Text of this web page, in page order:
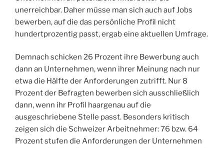
unerreichbar. Daher müsse man sich auch auf Jobs
bewerben, auf die das persönliche Profil nicht
hundertprozentig passt, ergab eine aktuellen Umfrage.
Demnach schicken 26 Prozent ihre Bewerbung auch
dann an Unternehmen, wenn ihrer Meinung nach nur
etwa die Hälfte der Anforderungen zutrifft. Nur 8
Prozent der Befragten bewerben sich ausschließlich
dann, wenn ihr Profil haargenau auf die
ausgeschriebene Stelle passt. Besonders kritisch
zeigen sich die Schweizer Arbeitnehmer: 76 bzw. 64
Prozent stufen die Anforderungen der Unternehmen